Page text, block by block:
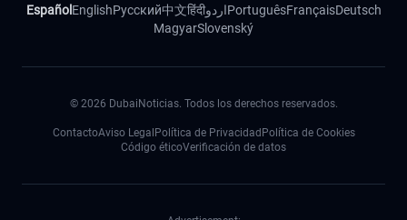
Español EnglishРусский中文हिंदीاردوPortuguêsFrançaisDeutsch
MagyarSlovenský
© 2026 DubaiNoticias. Todos los derechos reservados.
ContactoAviso Legal Política de Privacidad Política de Cookies
Código éticoVerificación de datos